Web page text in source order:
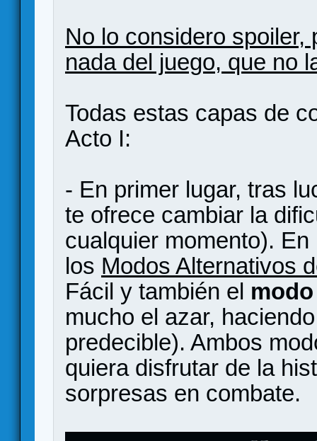
No lo considero spoiler,
nada del juego, que no
Todas estas capas de
Acto I:
- En primer lugar, tras
te ofrece cambiar la
cualquier momento).
los Modos Alternativos
Fácil y también el
mucho el azar,
predecible). Ambos
quiera disfrutar de la
sorpresas en combate.